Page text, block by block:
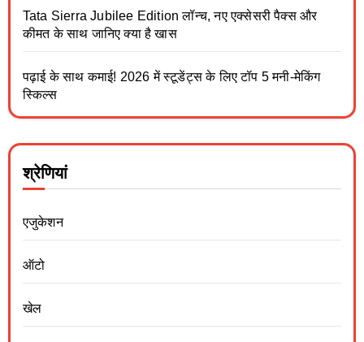
Tata Sierra Jubilee Edition लॉन्च, नए एक्सेसरी पैक्स और
कीमत के साथ जानिए क्या है खास
पढ़ाई के साथ कमाई! 2026 में स्टूडेंट्स के लिए टॉप 5 मनी-मेकिंग
स्किल्स
श्रेणियां
एजुकेशन
ऑटो
खेल